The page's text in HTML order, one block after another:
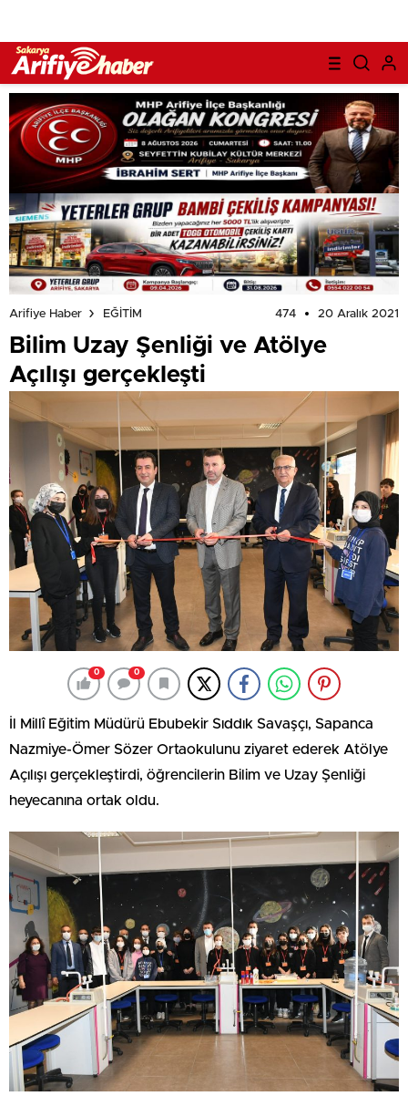
Arifiye Haber EĞİTİM 474 20 Aralık 2021
Bilim Uzay Şenliği ve Atölye
Açılışı gerçekleşti
0 0
İl Millî Eğitim Müdürü Ebubekir Sıddık Savaşçı, Sapanca
Nazmiye-Ömer Sözer Ortaokulunu ziyaret ederek Atölye
Açılışı gerçekleştirdi, öğrencilerin Bilim ve Uzay Şenliği
heyecanına ortak oldu.